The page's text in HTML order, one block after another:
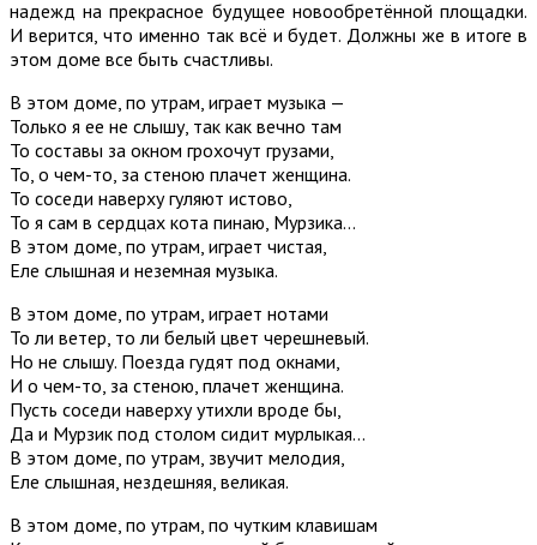
надежд на прекрасное будущее новообретённой площадки.
И верится, что именно так всё и будет. Должны же в итоге в
этом доме все быть счастливы.
В этом доме, по утрам, играет музыка —
Только я ее не слышу, так как вечно там
То составы за окном грохочут грузами,
То, о чем-то, за стеною плачет женщина.
То соседи наверху гуляют истово,
То я сам в сердцах кота пинаю, Мурзика…
В этом доме, по утрам, играет чистая,
Еле слышная и неземная музыка.
В этом доме, по утрам, играет нотами
То ли ветер, то ли белый цвет черешневый.
Но не слышу. Поезда гудят под окнами,
И о чем-то, за стеною, плачет женщина.
Пусть соседи наверху утихли вроде бы,
Да и Мурзик под столом сидит мурлыкая…
В этом доме, по утрам, звучит мелодия,
Еле слышная, нездешняя, великая.
В этом доме, по утрам, по чутким клавишам